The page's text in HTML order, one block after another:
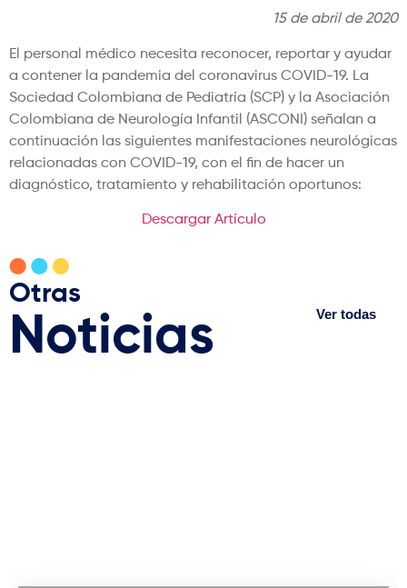
15 de abril de 2020
El personal médico necesita reconocer, reportar y ayudar
a contener la pandemia del coronavirus COVID-19. La
Sociedad Colombiana de Pediatría (SCP) y la Asociación
Colombiana de Neurología Infantil (ASCONI) señalan a
continuación las siguientes manifestaciones neurológicas
relacionadas con COVID-19, con el fin de hacer un
diagnóstico, tratamiento y rehabilitación oportunos:
Descargar Artículo
Otras
Noticias Ver todas